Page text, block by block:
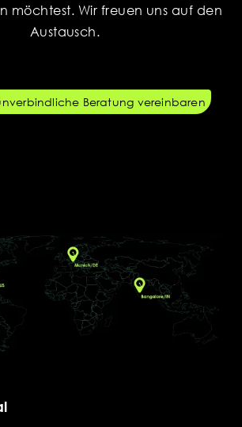
möchtest. Wir freuen uns auf den
Austausch.
Beratung vereinbaren